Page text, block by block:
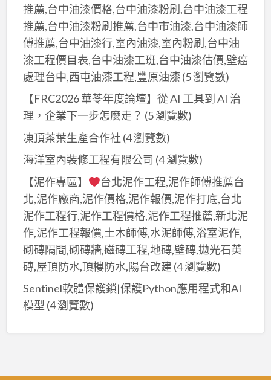
推薦,台中油漆價格,台中油漆粉刷,台中油漆工程
推薦,台中油漆粉刷推薦,台中市油漆,台中油漆師
傅推薦,台中油漆行,室內油漆,室內粉刷,台中油
漆工程價目表,台中油漆工班,台中油漆估價,壁癌
處理台中,西屯油漆工程,豐原油漆(5 瀏覽數)
【FRC2026 華苓年度論壇】從 AI 工具到 AI 治
理，企業下一步怎麼走？ (5 瀏覽數)
凍頂茶葉生產合作社 (4 瀏覽數)
海洋室內裝修工程有限公司 (4 瀏覽數)
【泥作專區】
台北泥作工程,泥作師傅推薦台
北,泥作廠商,泥作價格,泥作報價,泥作打底,台北
泥作工程行,泥作工程價格,泥作工程推薦,新北泥
作,泥作工程報價,土木師傅,水泥師傅,浴室泥作,
砌磚隔間,砌磚牆,磁磚工程,地磚,壁磚,拋光石英
磚,屋頂防水,頂樓防水,陽台改建 (4 瀏覽數)
Sentinel軟體保護鎖|保護Python應用程式和AI
模型 (4 瀏覽數)